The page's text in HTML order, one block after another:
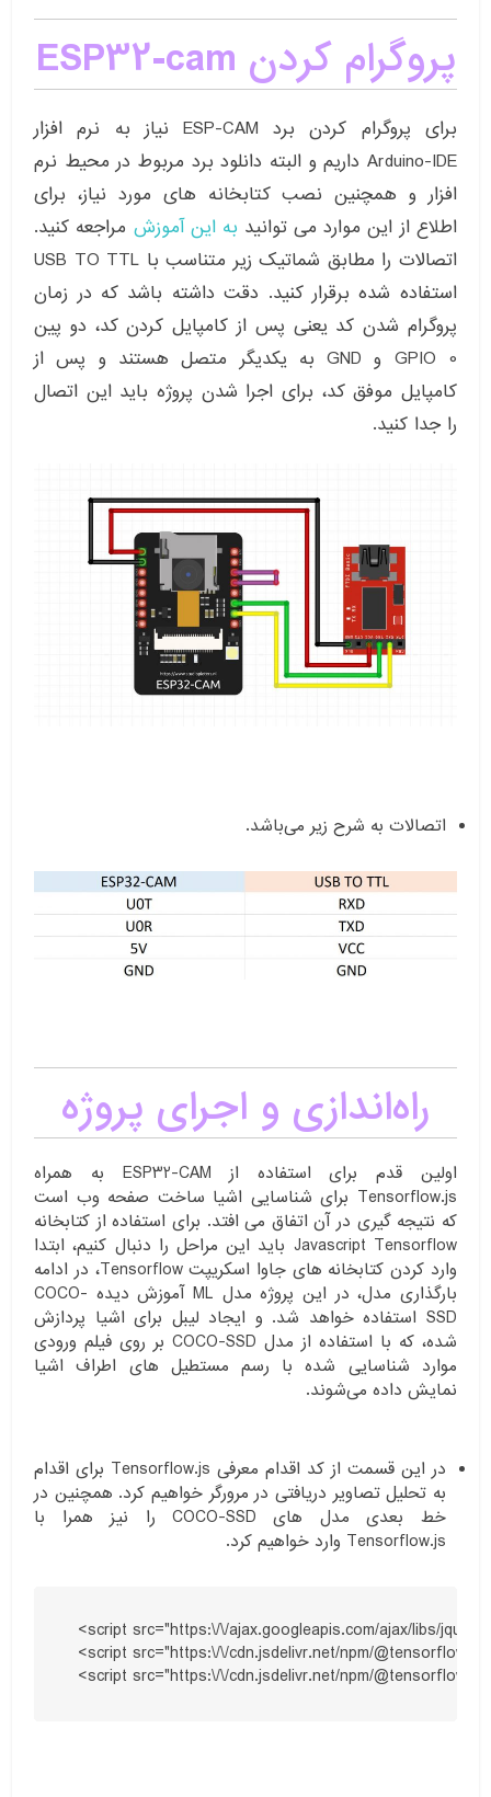
پروگرام کردن ESP32-cam
برای پروگرام کردن برد ESP-CAM نیاز به نرم افزار
Arduino-IDE داریم و البته دانلود برد مربوط در محیط نرم
افزار و همچنین نصب کتابخانه های مورد نیاز، برای
اطلاع از این موارد می توانید به این آموزش مراجعه کنید.
اتصالات را مطابق شماتیک زیر متناسب با USB TO TTL
استفاده شده برقرار کنید. دقت داشته باشد که در زمان
پروگرام شدن کد یعنی پس از کامپایل کردن کد، دو پین
GPIO 0 و GND به یکدیگر متصل هستند و پس از
کامپایل موفق کد، برای اجرا شدن پروژه باید این اتصال
را جدا کنید.
اتصالات به شرح زیر می‌باشد.
راه‌اندازی و اجرای پروژه
اولین قدم برای استفاده از ESP32-CAM به همراه
Tensorflow.js برای شناسایی اشیا ساخت صفحه وب است
که نتیجه گیری در آن اتفاق می افتد. برای استفاده از کتابخانه
Javascript Tensorflow باید این مراحل را دنبال کنیم، ابتدا
وارد کردن کتابخانه های جاوا اسکریپت Tensorflow، در ادامه
بارگذاری مدل، در این پروژه مدل ML آموزش دیده COCO-
SSD استفاده خواهد شد. و ایجاد لیبل برای اشیا پردازش
شده، که با استفاده از مدل COCO-SSD بر روی فیلم ورودی
موارد شناسایی شده با رسم مستطیل های اطراف اشیا
نمایش داده می‌شوند.
در این قسمت از کد اقدام معرفی Tensorflow.js برای اقدام
به تحلیل تصاویر دریافتی در مرورگر خواهیم کرد. همچنین در
خط بعدی مدل های COCO-SSD را نیز همرا با
Tensorflow.js وارد خواهیم کرد.
<script src="https:\/\/ajax.googleapis.com/ajax/libs/
<script src="https:\/\/cdn.jsdelivr.net/npm/@tensorflow/
<script src="https:\/\/cdn.jsdelivr.net/npm/